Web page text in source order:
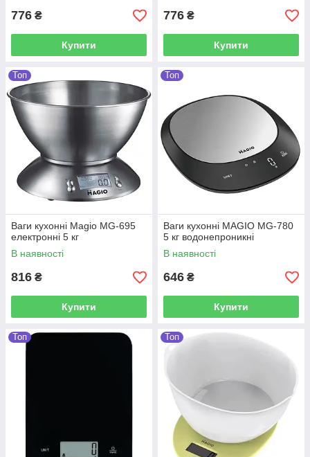
776 ₴
Купити
776 ₴
Купити
Топ
Ваги кухонні Magio MG-695
електронні 5 кг
В наявності
816 ₴
Купити
Топ
Ваги кухонні MAGIO MG-780
5 кг водонепроникні
В наявності
646 ₴
Купити
Топ Топ